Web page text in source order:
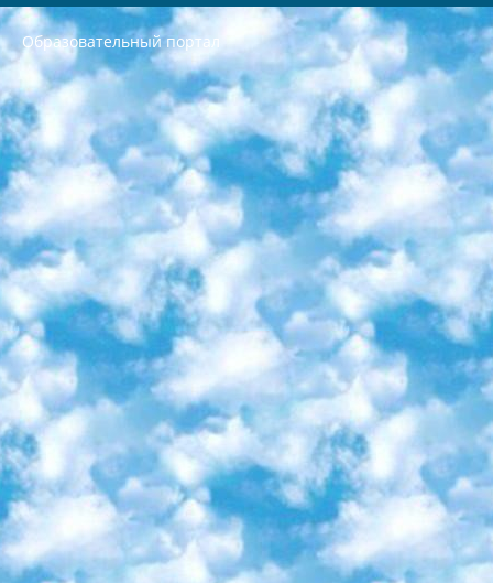
Образовательный портал
РЕСПУБЛИКА УЗБЕКИСТАН МИНИСТРЕРСТВО ДОШКОЛЬНОГО И ШКОЛЬНОГО ОБРАЗОВАНИЯ КОМАНДА в общеобразовательных учреждениях в 2023-2024 учебном году организация и проведение итоговой государственной аттестации обучающихся о Министра дошкольного и школьного образования Республики Узбекистан от 4 марта 2008 года (постановлением Минюста от 20 марта 2008 года № 1778 государственной регистрации) «Итоговое состояние учащихся общего среднего образования на основании положения об утверждении положения об аттестации общего среднего образования выпускной экзамен студентов в образовательных учреждениях в 2023-2024 учебном году В целях организации и прохождения аттестации приказываю: 1. Следующее: перечень предметов, по которым будет проводиться итоговая государственная аттестация и экзамен формы перевода согласно приложению 1; сертификаты международного образца, оценивающие уровень владения иностранными языками перечень согласно приложению 2; 2. Педагогический при специализированных образовательных учреждениях. научно-практический центр квалификации и международной оценки (Д.Давидова) 2024 г. До 25 марта: задания по предметам, по которым будет проводиться итоговая аттестация разработка и утверждение технических условий; итоговая аттестация на основании разработанного предметного задания разработка вопросов по предметам (устно и письменно), экзамен передача; общеобразовательные средние школы и специальные учебные заведения учащиеся выпускных классов школ и интернатов в агентской системе подготовка базы данных экзаменационных материалов и критериев оценки; перевод базы экзаменационных материалов на все языки обучения подать в Республиканский образовательный центр для изготовления; варианты экзаменов на основе разработанных контрольных материалов пусть будут поставлены задачи формирования. 3. Республиканский образовательный центр (Ш.Худайкулов) до 5 апреля 2024 года. до: база данных предоставленных экзаменационных материалов на все языки обучения перевод и экспертиза; для слепых, слабовидящих, глухих, слабослышащих и умственно отсталых детей учащиеся выпускных классов специализированных школ и школ-интернатов база данных экзаменационных материалов на всех преподаваемых языках подготовка критериев оценки; специализированные школы для умственно отсталых детей и технологии для учащихся выпускных классов школ-интернатов разработка соответствующих рекомендаций и критериев проведения ЕГЭ по естествознанию давать задания. 4. Педагогический при специализированных образовательных учреждениях. Научно-практический центр навыков и международной оценки (Д.Давидова), Республика образовательный центр (Худайкулов Ш.) итоговый государственный аттестационный экзамен ориентирован на творческое и логическое мышление при подготовке базы материалов учитывать введение заданий. 5. Следует отметить, что: сертификат государственного образца о знании общеобразовательного предмета и как минимум национальный уровень B1 по предметам на иностранных языках, указанным в Приложении 2. или международно признанный сертификат эквивалентного уровня студенты, изучающие определенный предмет, освобождаются от экзамена; по соответствующим предметам запланирована итоговая государственная аттестация за день до дня, путем жеребьевки Рабочей группой (в письменной форме по предметам, проводимым в форме) из числа сформированных вариантов выбрано 2 варианта; 2 выбранных варианта экзамена анонсированы на официальном сайте министерства и все выпускники по всей стране на основе этих вариантов проводит итоговую государственную аттестацию. 6. Государственное образование учащихся средних общеобразовательных учреждений. знания в соответствии с квалификационными требованиями, которые необходимо приобрести на основании стандартов итоговый (выпускной) контроль для 9 и 11 классов в целях тестирования Экзамены (далее – экзамены) состоят из предметов, перечисленных в приложении 1. будет сделано. 7. Экзамены пройдут с 26 мая по 15 июня 2024 г. (кроме науки физического воспитания). 8. Физическая для учащихся 9 классов общесредних образовательных учреждений. Экзамены по предмету «Образование, квалификация медицина» 1-6 мая 2024 года. сотрудники перевести под присмотр (с отклонениями в физическом или умственном развитии) специализированная школа для детей, школы-интернаты и со сколиозом школы-интернаты санаторного типа для больных детей исключены). 9. Он был слепым, слабовидящим и имел нарушения опорно-двигательного аппарата. экзамены в специализированных школах и интернатах для детей должны проводиться исходя из требований, предъявляемых к общеобразовательным учреждениям (физкультура кроме науки). 10. Специализированная школа для глухих и слабослышащих детей. и экзамены в интернатах и быть реализован в виде письменного теста по математике. 11. Специальность для умственно отсталых детей. Для 9 класса Родной язык и литературное письмо Государственный язык (язык обучения – узбекский). для неклассов) написано Математическое письмо Письменная/устная история Узбекистана Физическое воспитание практично Итоговый контроль Для 11 класса Написание родного языка и литературы (эссе) Математическое письмо Узбекский язык (обучение на узбекском языке) не посещающее общее среднее образование для учреждений)/Образовательное учреждение выбор письменный и устный Иностранный язык письменный/устный Письменная/устная история Узбекистана *По выбору студента:  Химия  Физика  Основы государственного права  География 10 бесплатных образовательных ресурсов - Мы составили подборку онлайн-проектов с интерактивными упражнениями, видеолекциями и статьями. Они помогут вам обрести новые и освежить старые знания бесплатно. 1. «ИНТУИТ» Старейшая образовательная площадка Рунета. Здесь вы найдёте сотни текстовых и видеокурсов на десятки различных тем — от программирования до психологии. Многие курсы подготовлены российскими университетами и крупными международными компаниями вроде Intel и Microsoft. Самостоятельное обучение бесплатное, но желающие могут оплатить услуги персональных наставников. 2. «Смартия» знакомит с актуальными профессиями и подсказывает, как им обучаться. Выбрав заинтересовавшую вас специальность — SMM-специалист, фотограф, веб-дизайнер или другую, — увидите список необходимых для неё умений. Чтобы вы могли освоить их самостоятельно, для каждого умения площадка отображает подборку ссылок на учебные материалы. Хотя «Смартия» ориентируется на русскоязычную аудиторию, часть контента всё же доступна только на английском. 3. «Лекторий Физтеха» Проект Московского физико-технического института (Физтеха). С его помощью вы можете смотреть онлайн серии лекций, записанные на видео в этом вузе. В числе доступных предметов — физика, биология, химия, информационные технологии и другие. К некоторым лекциям администрация ресурса прилагает готовые конспекты, которые можно скачивать в PDF-формате. 4. ITMOcourses Онлайн-площадка Санкт-Петербургского национального исследовательского университета информационных технологий, механики и оптики (ИТМО). Ресурс предоставляет свободный доступ к курсам, разработанным в этом вузе. Каталог материалов разбит на четыре категории: «Оптические системы и технологии», «Приборостроение и робототехника», «Информационные технологии» и «Биотехнологии». Курсы состоят из видеолекций, интерактивных демонстраций и заданий. 5. «КиберЛенинка» Электронная научная библиотека открытого доступа. Каталог площадки регулярно обрастает текстами статей из различных научных изданий. Сгруппированные по журналам и рубрикам публикации можно читать онлайн или скачивать целиком в PDF-формате. Проект нацелен на популяризацию науки за счёт открытого доступа к качественной информации. 6. «ПостНаука» На этом ресурсе публикуют подборки видеолекций, составленные экспертами из разных отраслей и объединённые общими темами. Среди них, к примеру, есть серии «Биоинформатика и геномика», «Культура средневековой Скандинавии» и Cinema Studies о теории кино. Каждая подборка лекций — логически связанная история, рассказанная экспертом от первого лица. Кроме того, на сайте появляются научно-образовательные статьи и тесты на разные темы. 7. «Newочём» Команда проекта «Newочём» отбирает самые интересные тексты из англоязычных СМИ и переводит те из них, за которые голосуют участники сообщества «ВКонтакте». По большей части это научно-популярные статьи. Редакторы придумывают лишь заголовки, в остальном содержание переводов соответствует оригиналам. Полные тексты можно читать прямо в социальной сети. 8. InternetUrok Онлайн-база материалов по основным дисциплинам школьной программы. Информация на сайте структурирована по классам, предметам и темам (урокам). Каждый урок состоит из видеолекций и конспектов. Есть также интерактивные тренажёры и тесты для закрепления пройденного материала. Даже если вы давно окончили школу, возможность повторить программу старших классов всегда может пригодиться. 9. Edutainme Ещё один ресурс об образовании. В отличие от Newtonew, как мне кажется, Edutainme больше ориентируется на представителей индустрии: педагогов, предпринимателей, разработчиков образовательных проектов. Но и любой, кто просто стремится к саморазвитию, найдёт на сайте много полезного и интересного для себя. Например, информацию о новых курсах и образовательных сервисах. 10. Newtonew Онлайн-медиа об образовании и обучении в широком смысле. Авторы Newtonew пишут об инструментах, заведениях, тактиках и стратегиях, которые помогают учить других и получать новые знания самостоятельно. На этой площадке вы найдёте новости, обзоры, аналитические мат